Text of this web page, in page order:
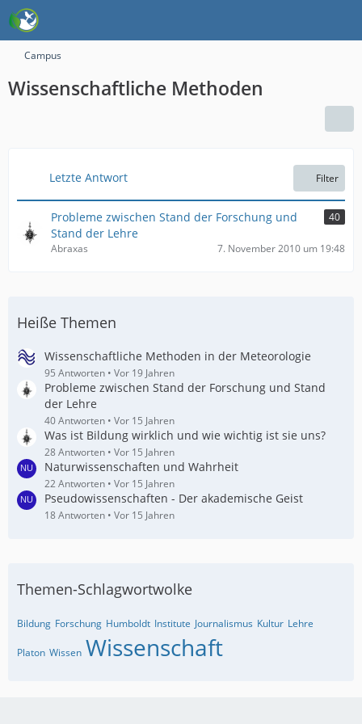
Campus
Wissenschaftliche Methoden
Letzte Antwort Filter
Probleme zwischen Stand der Forschung und
Stand der Lehre
40
Abraxas 7. November 2010 um 19:48
Heiße Themen
Wissenschaftliche Methoden in der Meteorologie
95 Antworten Vor 19 Jahren
Probleme zwischen Stand der Forschung und Stand
der Lehre
40 Antworten Vor 15 Jahren
Was ist Bildung wirklich und wie wichtig ist sie uns?
28 Antworten Vor 15 Jahren
Naturwissenschaften und Wahrheit
22 Antworten Vor 15 Jahren
Pseudowissenschaften - Der akademische Geist
18 Antworten Vor 15 Jahren
Themen-Schlagwortwolke
Bildung Forschung Humboldt Institute Journalismus Kultur Lehre
Platon Wissen Wissenschaft